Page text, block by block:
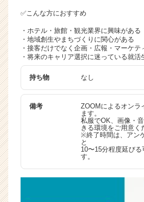
✅こんな方におすすめ
・ホテル・旅館・観光業界に興味がある
・地域創生やまちづくりに関心がある
・接客だけでなく企画・広報・マーケ
・将来のキャリア選択に迷っている就活
持ち物 なし
備考
ZOOMによるオンラ
ます。
私服でOK、画像・
きる環境をご用意く
※終了時間は、アン
と
10〜15分程度延びる
す。